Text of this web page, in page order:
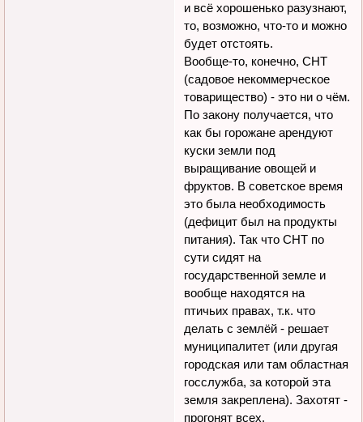
и всё хорошенько разузнают,
то, возможно, что-то и можно
будет отстоять.
Вообще-то, конечно, СНТ
(садовое некоммерческое
товарищество) - это ни о чём.
По закону получается, что
как бы горожане арендуют
куски земли под
выращивание овощей и
фруктов. В советское время
это была необходимость
(дефицит был на продукты
питания). Так что СНТ по
сути сидят на
государственной земле и
вообще находятся на
птичьих правах, т.к. что
делать с землёй - решает
муниципалитет (или другая
городская или там областная
госслужба, за которой эта
земля закреплена). Захотят -
прогонят всех.